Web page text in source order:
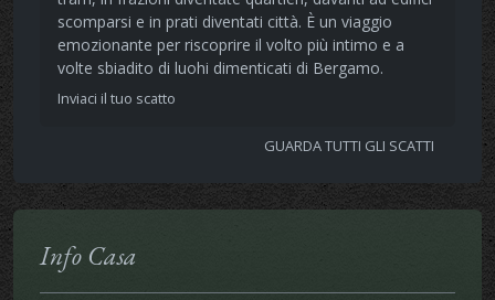
scomparsi e in prati diventati città. È un viaggio
emozionante per riscoprire il volto più intimo e a
volte sbiadito di luohi dimenticati di Bergamo.
Inviaci il tuo scatto
GUARDA TUTTI GLI SCATTI
Info Casa